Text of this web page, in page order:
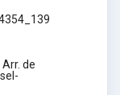
Arr. de